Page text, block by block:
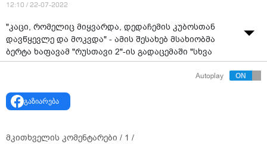
12:10 / 22-07-2022
"კაცი, რომელიც მიყვარდა, დედაჩემის კუბოსთან
დავწყევლე და მოკვდა" - ამის შესახებ მსახიობმა
ბერტა ხაფავამ "რუსთავი 2"-ის გადაცემაში "სხვა
კითხვები ნიკოლოზთან" განაცხადა.
Autoplay
გაზიარება
მკითხველის კომენტარები / 1 /